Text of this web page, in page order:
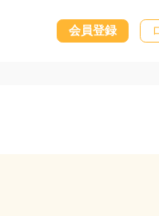
会員登録